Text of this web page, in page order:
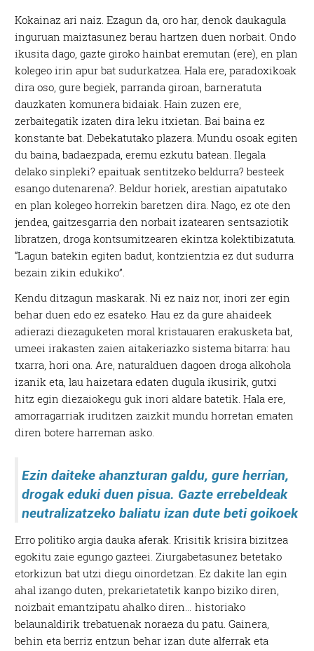
Kokainaz ari naiz. Ezagun da, oro har, denok daukagula
inguruan maiztasunez berau hartzen duen norbait. Ondo
ikusita dago, gazte giroko hainbat eremutan (ere), en plan
kolegeo irin apur bat sudurkatzea. Hala ere, paradoxikoak
dira oso, gure begiek, parranda giroan, barneratuta
dauzkaten komunera bidaiak. Hain zuzen ere,
zerbaitegatik izaten dira leku itxietan. Bai baina ez
konstante bat. Debekatutako plazera. Mundu osoak egiten
du baina, badaezpada, eremu ezkutu batean. Ilegala
delako sinpleki? epaituak sentitzeko beldurra? besteek
esango dutenarena?. Beldur horiek, arestian aipatutako
en plan kolegeo horrekin baretzen dira. Nago, ez ote den
jendea, gaitzesgarria den norbait izatearen sentsaziotik
libratzen, droga kontsumitzearen ekintza kolektibizatuta.
“Lagun batekin egiten badut, kontzientzia ez dut sudurra
bezain zikin edukiko”.
Kendu ditzagun maskarak. Ni ez naiz nor, inori zer egin
behar duen edo ez esateko. Hau ez da gure ahaideek
adierazi diezaguketen moral kristauaren erakusketa bat,
umeei irakasten zaien aitakeriazko sistema bitarra: hau
txarra, hori ona. Are, naturalduen dagoen droga alkohola
izanik eta, lau haizetara edaten dugula ikusirik, gutxi
hitz egin diezaiokegu guk inori aldare batetik. Hala ere,
amorragarriak iruditzen zaizkit mundu horretan ematen
diren botere harreman asko.
Ezin daiteke ahanzturan galdu, gure herrian,
drogak eduki duen pisua. Gazte errebeldeak
neutralizatzeko baliatu izan dute beti goikoek
Erro politiko argia dauka aferak. Krisitik krisira bizitzea
egokitu zaie egungo gazteei. Ziurgabetasunez betetako
etorkizun bat utzi diegu oinordetzan. Ez dakite lan egin
ahal izango duten, prekarietatetik kanpo biziko diren,
noizbait emantzipatu ahalko diren… historiako
belaunaldirik trebatuenak noraeza du patu. Gainera,
behin eta berriz entzun behar izan dute alferrak eta